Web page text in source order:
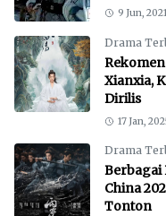
9 Jun, 2021
Drama
Xianxia,
Dirilis
17 Jan,
Drama
Berbagai
China
Tonton